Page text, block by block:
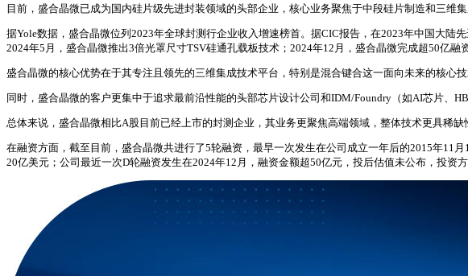
目前，盛合晶微已成为国内硅片级先进封装领域的头部企业，核心业务聚焦于中段硅片制造和三维
据Yole数据，盛合晶微位列2023年全球封测行企业收入增速榜首。据CIC报告，在2023年中国大陆
2024年5月，盛合晶微推出3倍光罩尺寸TSV硅通孔载板技术；2024年12月，盛合晶微完成超50亿
盛合晶微的核心优势在于其专注且领先的三维集成技术平台，特别是混合键合这一面向未来的核心
同时，盛合晶微的客户更集中于追求最前沿性能的头部芯片设计公司和IDM/Foundry（如AI芯片、
总体来说，盛合晶微相比A股目前已经上市的封测企业，其业务更聚焦高端领域，整体技术更具稀缺
在融资方面，截至目前，盛合晶微共进行了5轮融资，最早一次发生在公司成立一年后的2015年11
20亿美元；公司最近一次D轮融资发生在2024年12月，融资金额超50亿元，投后估值未公布，投资